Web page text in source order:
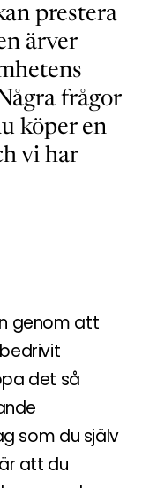
prestera
ärver
frågor
köper en
vi har
genom att
det så
som du själv
att du